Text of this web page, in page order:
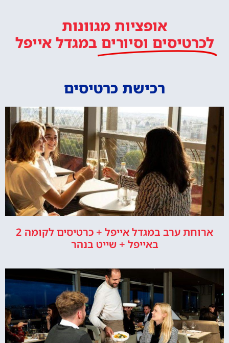
אופציות מגוונות
לכרטיסים וסיורים במגדל אייפל
רכישת כרטיסים
ארוחת ערב במגדל אייפל + כרטיסים לקומה 2
באייפל + שייט בנהר